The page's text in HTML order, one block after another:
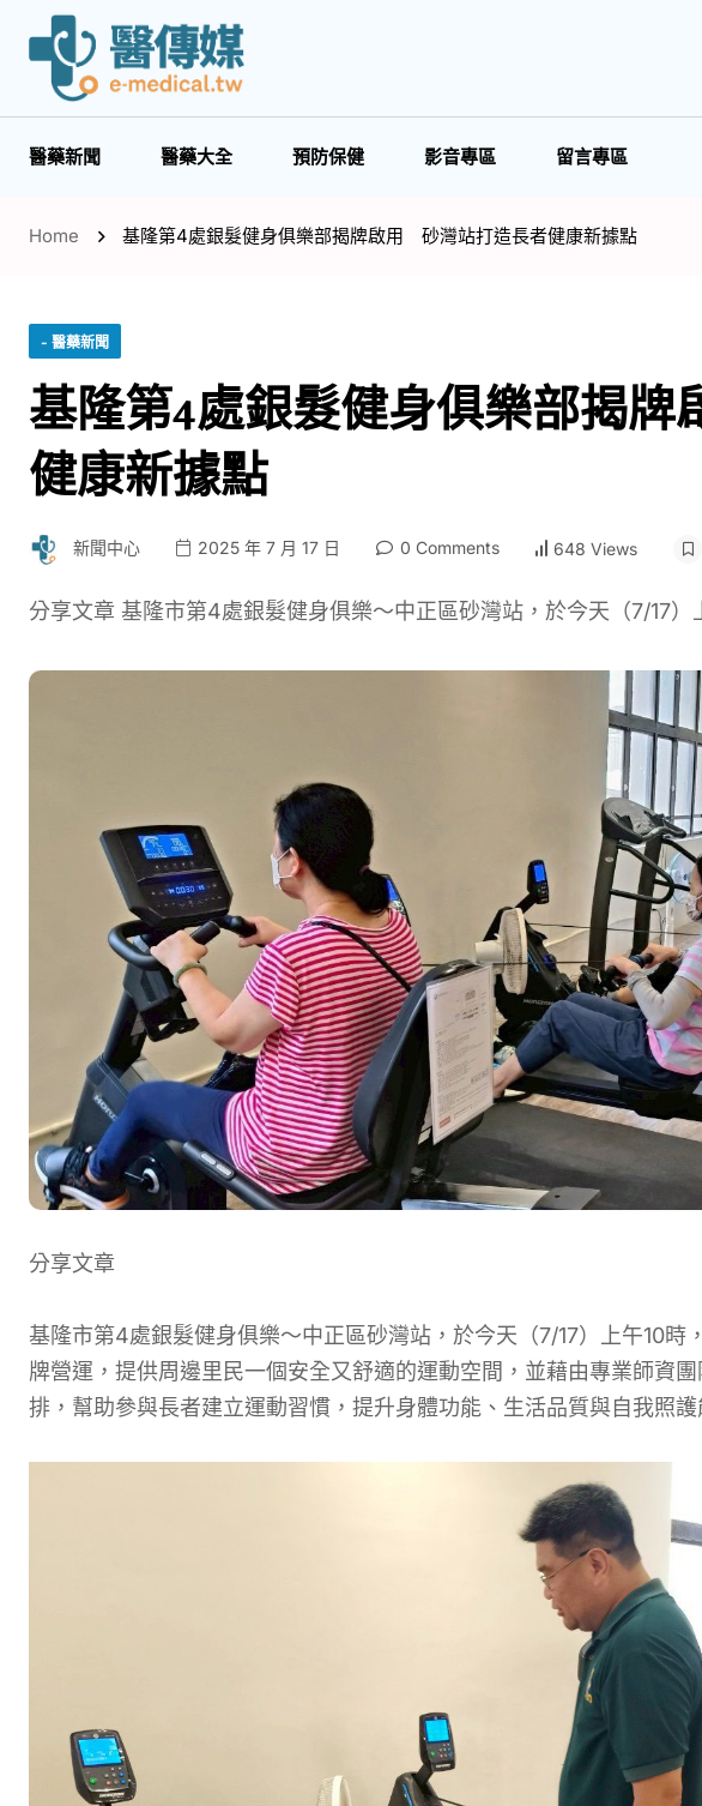
醫藥新聞 醫藥大全 預防保健 影音專區 留言專區
Home 基隆第4處銀髮健身俱樂部揭牌啟用 砂灣站打造長者健康新據點
- 醫藥新聞
基隆第4處銀髮健身俱樂部揭
健康新據點
新聞中心 2025 年 7 月 17 日 0 Comments 648 Views
分享文章 基隆市第4處銀髮健身俱樂～中正區砂灣站，於今天（7/17
分享文章
基隆市第4處銀髮健身俱樂～中正區砂灣站，於今天（7/17）上午10時
牌營運，提供周邊里民一個安全又舒適的運動空間，並藉由專業師資
排，幫助參與長者建立運動習慣，提升身體功能、生活品質與自我照護